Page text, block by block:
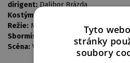
dirigent: Dalibor Brázda
Kostýmy:
Režie: Miroslav Doutlík
Sbormistr:
Scéna: Vladimír Heller
Tyto
stránky
soubory